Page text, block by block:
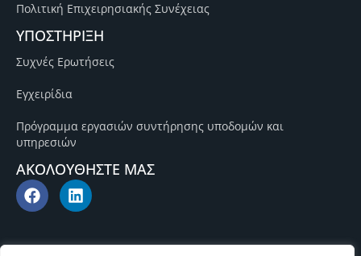
Πολιτική Επιχειρησιακής Συνέχειας
ΥΠΟΣΤΗΡΙΞΗ
Συχνές Ερωτήσεις
Εγχειρίδια
Πρόγραμμα εργασιών συντήρησης υποδομών και
υπηρεσιών
ΑΚΟΛΟΥΘΗΣΤΕ ΜΑΣ